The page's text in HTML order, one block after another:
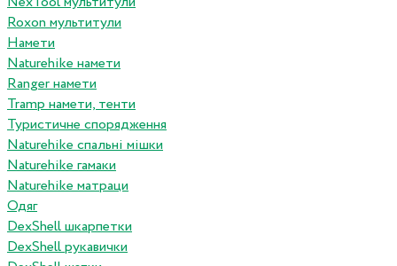
Roxon мультитули
Намети
Naturehike намети
Ranger намети
Tramp намети, тенти
Туристичне спорядження
Naturehike спальні мішки
Naturehike гамаки
Naturehike матраци
Одяг
DexShell шкарпетки
DexShell рукавички